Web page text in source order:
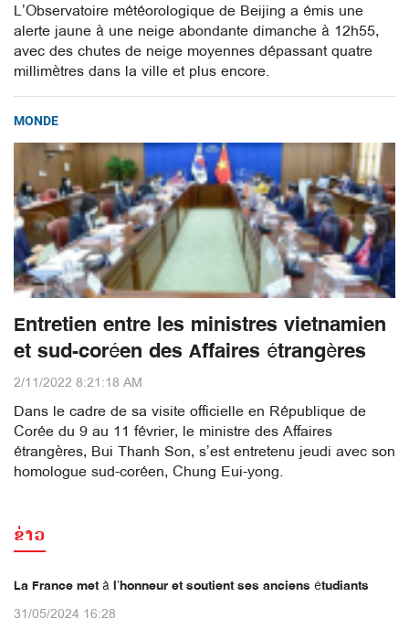
L’Observatoire météorologique de Beijing a émis une
alerte jaune à une neige abondante dimanche à 12h55,
avec des chutes de neige moyennes dépassant quatre
millimètres dans la ville et plus encore.
MONDE
Entretien entre les ministres vietnamien
et sud-coréen des Affaires étrangères
2/11/2022 8:21:18 AM
Dans le cadre de sa visite officielle en République de
Corée du 9 au 11 février, le ministre des Affaires
étrangères, Bui Thanh Son, s’est entretenu jeudi avec son
homologue sud-coréen, Chung Eui-yong.
ຂ່າວ
La France met à l’honneur et soutient ses anciens étudiants
31/05/2024 16:28